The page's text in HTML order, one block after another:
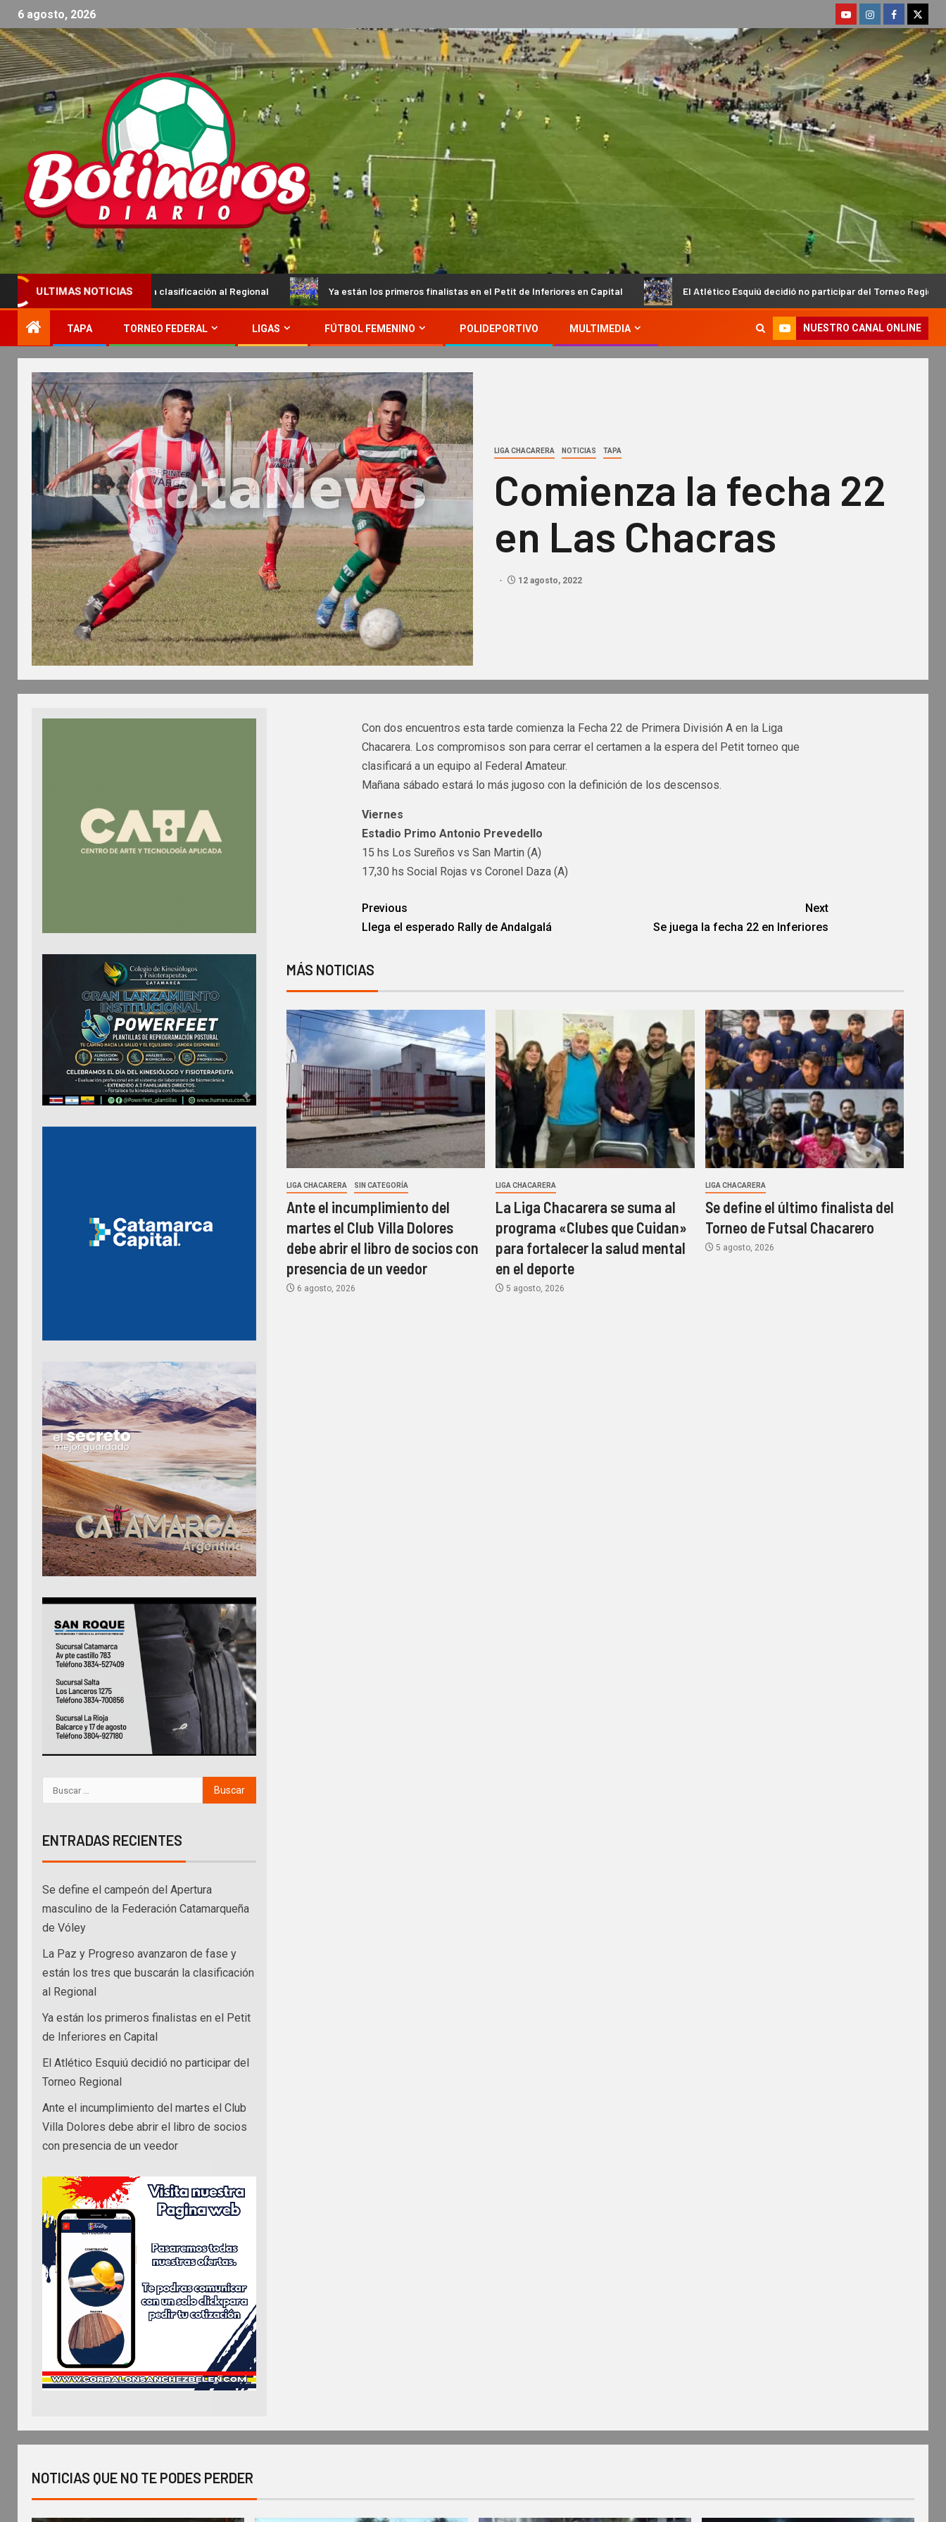
6 agosto, 2026
ULTIMAS NOTICIAS
buscarán la clasificación al Regional Ya están los primeros finalistas en el Petit de Inferiores en Capital El Atlético Esquiú decidió no participar del Torneo Regional Ante
TAPA TORNEO FEDERAL LIGAS FÚTBOL FEMENINO POLIDEPORTIVO MULTIMEDIA NUESTRO CANAL ONLINE
LIGA CHACARERA NOTICIAS TAPA
Comienza la fecha 22
en Las Chacras
12 agosto, 2022
Con dos encuentros esta tarde comienza la Fecha 22 de Primera División A en la Liga
Chacarera. Los compromisos son para cerrar el certamen a la espera del Petit torneo que
clasificará a un equipo al Federal Amateur.
Mañana sábado estará lo más jugoso con la definición de los descensos.
Viernes
Estadio Primo Antonio Prevedello
15 hs Los Sureños vs San Martin (A)
17,30 hs Social Rojas vs Coronel Daza (A)
Previous
Llega el esperado Rally de Andalgalá
Next
Se juega la fecha 22 en Inferiores
MÁS NOTICIAS
LIGA CHACARERA SIN CATEGORÍA
Ante el incumplimiento del
martes el Club Villa Dolores
debe abrir el libro de socios con
presencia de un veedor
6 agosto, 2026
LIGA CHACARERA
La Liga Chacarera se suma al
programa «Clubes que Cuidan»
para fortalecer la salud mental
en el deporte
5 agosto, 2026
LIGA CHACARERA
Se define el último finalista del
Torneo de Futsal Chacarero
5 agosto, 2026
ENTRADAS RECIENTES
Se define el campeón del Apertura
masculino de la Federación Catamarqueña
de Vóley
La Paz y Progreso avanzaron de fase y
están los tres que buscarán la clasificación
al Regional
Ya están los primeros finalistas en el Petit
de Inferiores en Capital
El Atlético Esquiú decidió no participar del
Torneo Regional
Ante el incumplimiento del martes el Club
Villa Dolores debe abrir el libro de socios
con presencia de un veedor
NOTICIAS QUE NO TE PODES PERDER